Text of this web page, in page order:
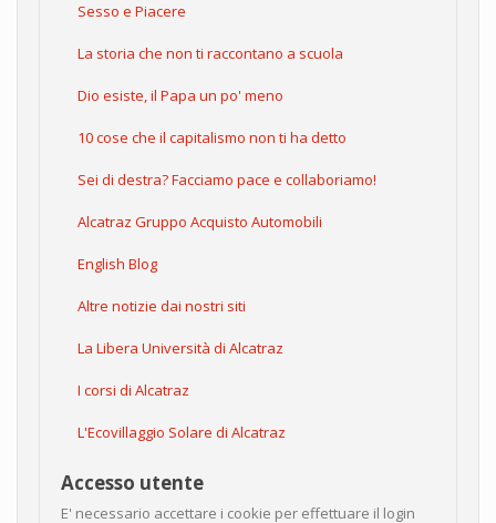
Sesso e Piacere
La storia che non ti raccontano a scuola
Dio esiste, il Papa un po' meno
10 cose che il capitalismo non ti ha detto
Sei di destra? Facciamo pace e collaboriamo!
Alcatraz Gruppo Acquisto Automobili
English Blog
Altre notizie dai nostri siti
La Libera Università di Alcatraz
I corsi di Alcatraz
L'Ecovillaggio Solare di Alcatraz
Accesso utente
E' necessario accettare i cookie per effettuare il login